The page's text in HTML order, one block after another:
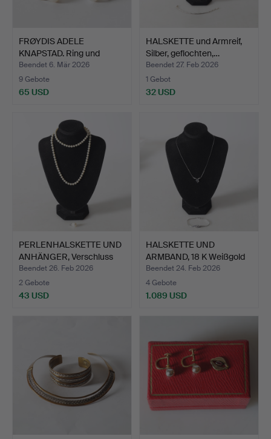
FRØYDIS ADELE
KNAPSTAD. Ring und
Ohrringe,…
Beendet 6. Mär 2026
9 Gebote
65 USD
HALSKETTE und Armreif,
Silber, geflochten,…
Beendet 27. Feb 2026
1 Gebot
32 USD
PERLENHALSKETTE UND
ANHÄNGER, Verschluss
u…
Beendet 26. Feb 2026
2 Gebote
43 USD
HALSKETTE UND
ARMBAND, 18 K Weißgold
mit S…
Beendet 24. Feb 2026
4 Gebote
1.089 USD